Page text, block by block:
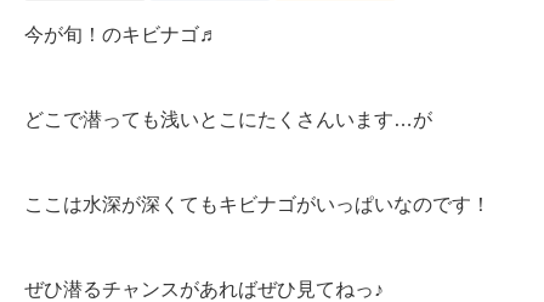
今が旬！のキビナゴ♬
どこで潜っても浅いとこにたくさんいます…が
ここは水深が深くてもキビナゴがいっぱいなのです！
ぜひ潜るチャンスがあればぜひ見てねっ♪